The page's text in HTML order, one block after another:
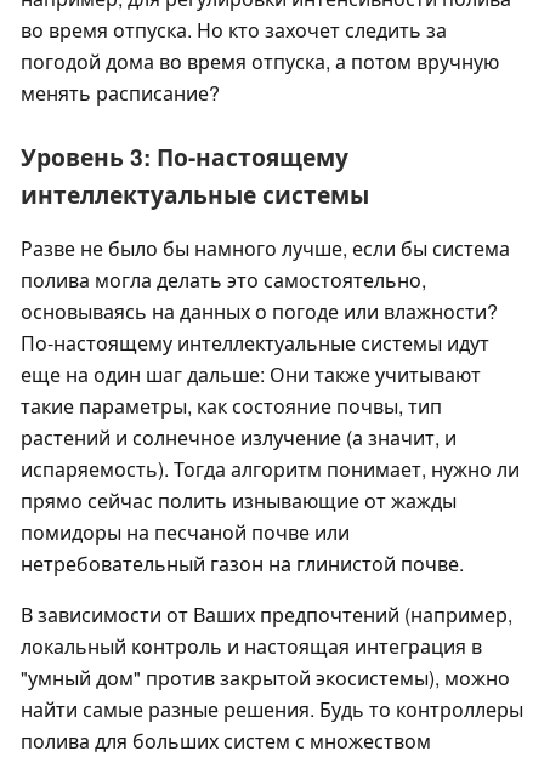
во время отпуска. Но кто захочет следить за
погодой дома во время отпуска, а потом вручную
менять расписание?
Уровень 3: По-настоящему
интеллектуальные системы
Разве не было бы намного лучше, если бы система
полива могла делать это самостоятельно,
основываясь на данных о погоде или влажности?
По-настоящему интеллектуальные системы идут
еще на один шаг дальше: Они также учитывают
такие параметры, как состояние почвы, тип
растений и солнечное излучение (а значит, и
испаряемость). Тогда алгоритм понимает, нужно ли
прямо сейчас полить изнывающие от жажды
помидоры на песчаной почве или
нетребовательный газон на глинистой почве.
В зависимости от Ваших предпочтений (например,
локальный контроль и настоящая интеграция в
"умный дом" против закрытой экосистемы), можно
найти самые разные решения. Будь то контроллеры
полива для больших систем с множеством